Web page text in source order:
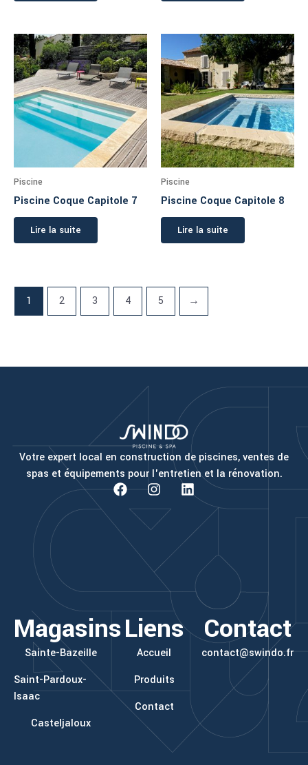
Piscine
Piscine Coque Capitole 7
Lire la suite
Piscine
Piscine Coque Capitole 8
Lire la suite
1 2 3 4 5 →
Votre expert local en construction de piscines, ventes de
spas et équipements pour l'entretien et la rénovation.
F
e
b
I
s
t
r
a
L
k
e
Magasins
Sainte-Bazeille
Saint-Pardoux-
Isaac
Casteljaloux
Liens
Accueil
Produits
Contact
Contact
contact@swindo.fr